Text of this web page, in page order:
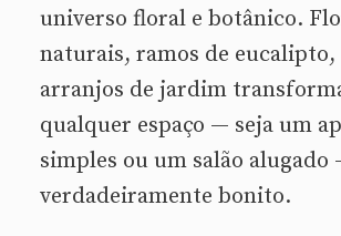
universo floral e botânico.
naturais, ramos de eucalipto,
arranjos de jardim
qualquer espaço — seja um
simples ou um salão alugado
verdadeiramente bonito.